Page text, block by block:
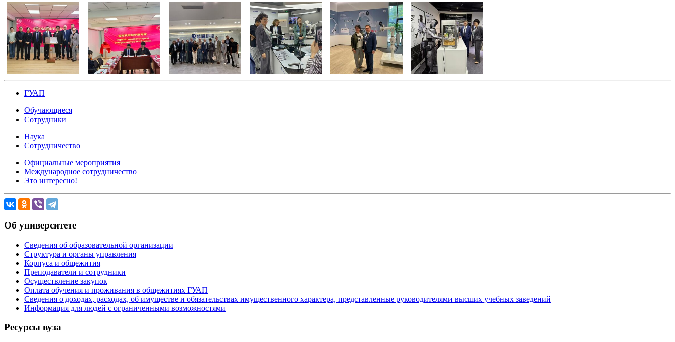
ГУАП
Обучающиеся
Сотрудники
Наука
Сотрудничество
Официальные мероприятия
Международное сотрудничество
Это интересно!
Об университете
Сведения об образовательной организации
Структура и органы управления
Корпуса и общежития
Преподаватели и сотрудники
Осуществление закупок
Оплата обучения и проживания в общежитиях ГУАП
Сведения о доходах, расходах, об имуществе и обязательствах имущественного характера, представленные руководителями высших учебных заведений
Информация для людей с ограниченными возможностями
Ресурсы вуза